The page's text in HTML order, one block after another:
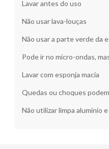
Lavar antes do uso
Não usar lava-louças
Não usar a parte verde da
Pode ir no micro-ondas,
Lavar com esponja macia
Quedas ou choques
Não utilizar limpa alumínio